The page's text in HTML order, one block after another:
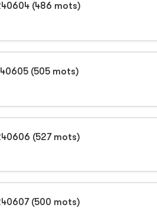
(486 mots)
(505 mots)
(527 mots)
(500 mots)